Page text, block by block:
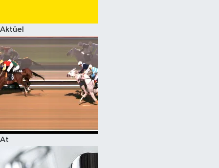
Aktüel
At